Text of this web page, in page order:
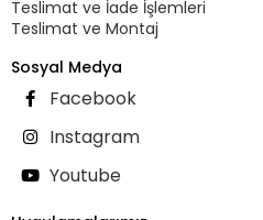
Teslimat ve İade İşlemleri
Teslimat ve Montaj
Sosyal Medya
Facebook
Instagram
Youtube